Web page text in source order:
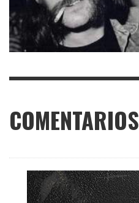
COMENTARIOS